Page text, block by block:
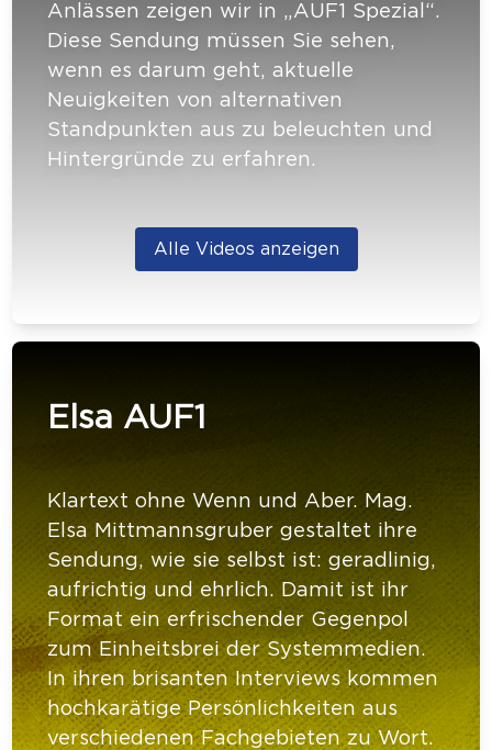
Anlässen zeigen wir in „AUF1 Spezial“.
Diese Sendung müssen Sie sehen,
wenn es darum geht, aktuelle
Neuigkeiten von alternativen
Standpunkten aus zu beleuchten und
Hintergründe zu erfahren.
Alle Videos anzeigen
Elsa AUF1
Klartext ohne Wenn und Aber. Mag.
Elsa Mittmannsgruber gestaltet ihre
Sendung, wie sie selbst ist: geradlinig,
aufrichtig und ehrlich. Damit ist ihr
Format ein erfrischender Gegenpol
zum Einheitsbrei der Systemmedien.
In ihren brisanten Interviews kommen
hochkarätige Persönlichkeiten aus
verschiedenen Fachgebieten zu Wort.